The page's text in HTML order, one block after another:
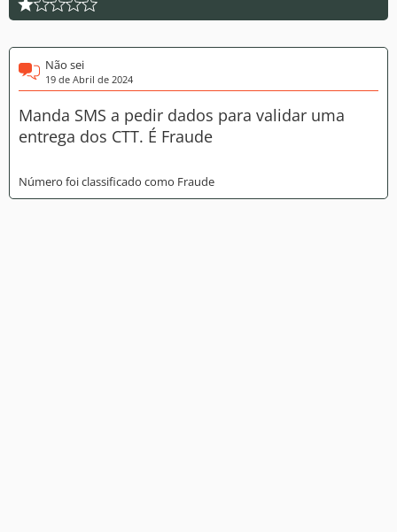
Não sei
19 de Abril de 2024
Manda SMS a pedir dados para validar uma
entrega dos CTT. É Fraude
Número foi classificado como Fraude